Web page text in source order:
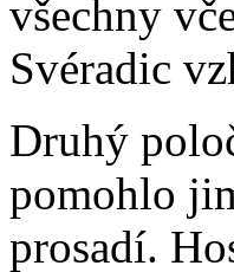
všechny
Svéradic
Druhý
pomohlo
prosadí.